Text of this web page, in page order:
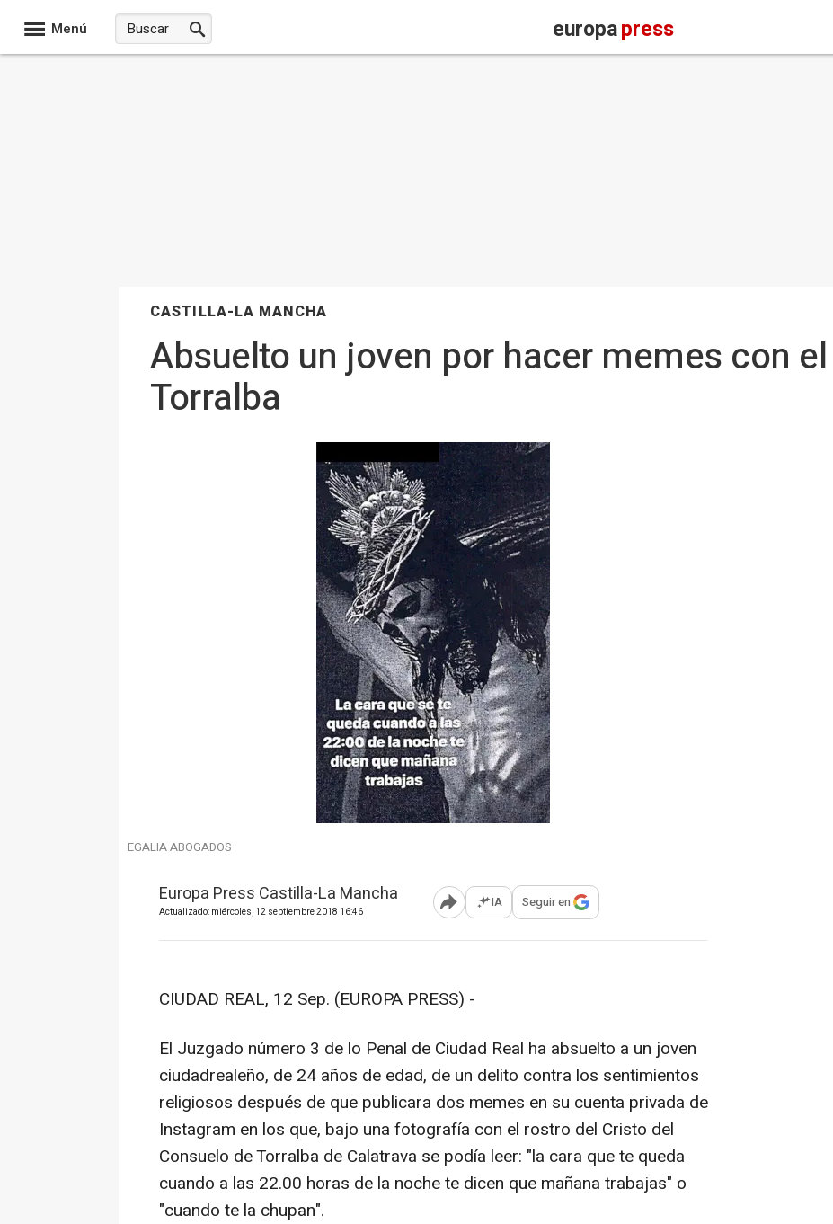
Menú europapress
CASTILLA-LA MANCHA
Absuelto un joven por hacer memes con
Torralba
EGALIA ABOGADOS
Europa Press Castilla-La Mancha
Actualizado: miércoles, 12 septiembre 2018 16:46 Abrir opciones para compartir
IA Seguir en
CIUDAD REAL, 12 Sep. (EUROPA PRESS) -
El Juzgado número 3 de lo Penal de Ciudad Real ha absuelto a un joven
ciudadrealeño, de 24 años de edad, de un delito contra los sentimientos
religiosos después de que publicara dos memes en su cuenta privada de
Instagram en los que, bajo una fotografía con el rostro del Cristo del
Consuelo de Torralba de Calatrava se podía leer: "la cara que te queda
cuando a las 22.00 horas de la noche te dicen que mañana trabajas" o
"cuando te la chupan".